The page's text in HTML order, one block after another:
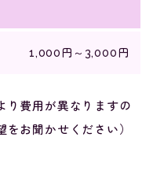
1,000円～3,000円
り費用が異なりますの
お聞かせください）